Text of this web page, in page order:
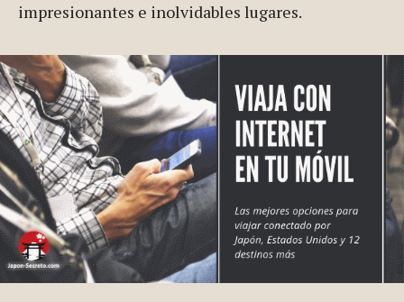
impresionantes e inolvidables lugares.